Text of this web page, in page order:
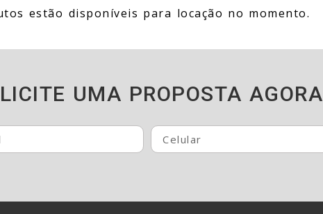
estão disponíveis para locação no momento.
UMA PROPOSTA AGORA